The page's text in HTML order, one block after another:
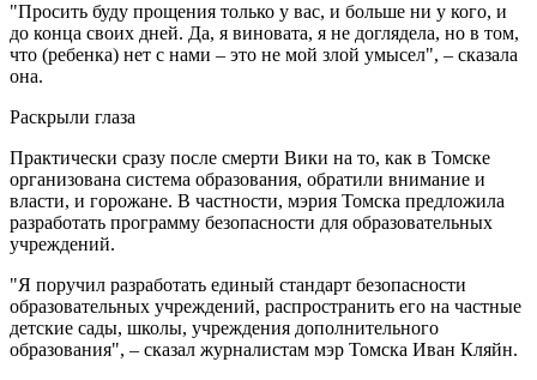
"Просить буду прощения только у вас, и больше ни у кого, и
до конца своих дней. Да, я виновата, я не доглядела, но в том,
что (ребенка) нет с нами – это не мой злой умысел", – сказала
она.
Раскрыли глаза
Практически сразу после смерти Вики на то, как в Томске
организована система образования, обратили внимание и
власти, и горожане. В частности, мэрия Томска предложила
разработать программу безопасности для образовательных
учреждений.
"Я поручил разработать единый стандарт безопасности
образовательных учреждений, распространить его на частные
детские сады, школы, учреждения дополнительного
образования", – сказал журналистам мэр Томска Иван Кляйн.